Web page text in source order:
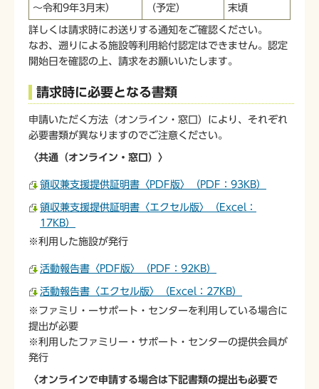
～令和9年3月末）
（予定）
末頃
詳しくは請求時にお送りする通知をご確認ください。
なお、遡りによる施設等利用給付認定はできません。認定
開始日を確認の上、請求をお願いいたします。
請求時に必要となる書類
申請いただく方法（オンライン・窓口）により、それぞれ
必要書類が異なりますのでご注意ください。
〈共通（オンライン・窓口）〉
領収兼支援提供証明書〈PDF版〉（PDF：93KB）
領収兼支援提供証明書〈エクセル版〉（Excel：
17KB）
※利用した施設が発行
活動報告書〈PDF版〉（PDF：92KB）
活動報告書〈エクセル版〉（Excel：27KB）
※ファミリ・ーサポート・センターを利用している場合に
提出が必要
※利用したファミリー・サポート・センターの提供会員が
発行
〈オンラインで申請する場合は下記書類の提出も必要で